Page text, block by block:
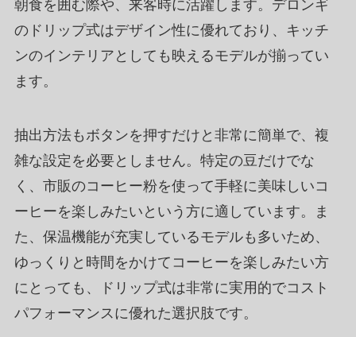
朝食を囲む際や、来客時に活躍します。デロンギ
のドリップ式はデザイン性に優れており、キッチ
ンのインテリアとしても映えるモデルが揃ってい
ます。
抽出方法もボタンを押すだけと非常に簡単で、複
雑な設定を必要としません。特定の豆だけでな
く、市販のコーヒー粉を使って手軽に美味しいコ
ーヒーを楽しみたいという方に適しています。ま
た、保温機能が充実しているモデルも多いため、
ゆっくりと時間をかけてコーヒーを楽しみたい方
にとっても、ドリップ式は非常に実用的でコスト
パフォーマンスに優れた選択肢です。